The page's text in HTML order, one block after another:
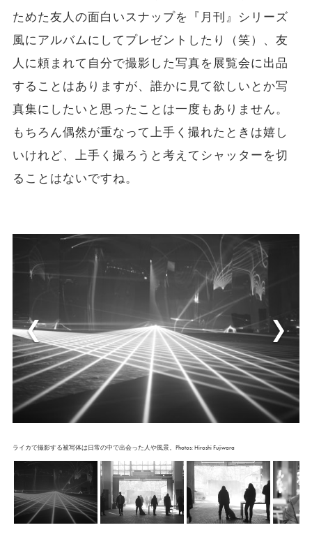
ためた友人の面白いスナップを『月刊』シリーズ
風にアルバムにしてプレゼントしたり（笑）、友
人に頼まれて自分で撮影した写真を展覧会に出品
することはありますが、誰かに見て欲しいとか写
真集にしたいと思ったことは一度もありません。
もちろん偶然が重なって上手く撮れたときは嬉し
いけれど、上手く撮ろうと考えてシャッターを切
ることはないですね。
ライカで撮影する被写体は日常の中で出会った人や風景。Photos: Hiroshi Fujiwara